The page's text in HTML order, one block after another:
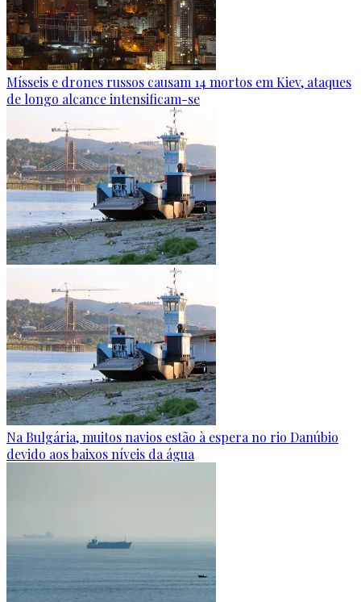
Mísseis e drones russos causam 14 mortos em Kiev, ataques
de longo alcance intensificam-se
Na Bulgária, muitos navios estão à espera no rio Danúbio
devido aos baixos níveis da água